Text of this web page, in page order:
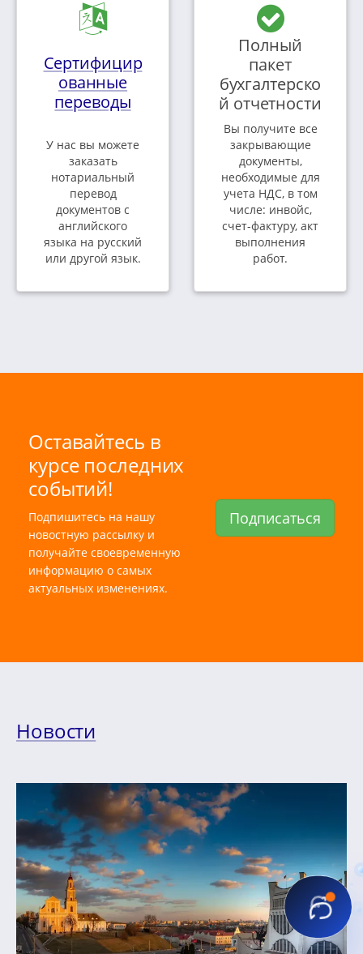
Сертифицир
ованные
переводы
У нас вы можете
заказать
нотариальный
перевод
документов с
английского
языка на русский
или другой язык.
Полный
пакет
бухгалтерско
й отчетности
Вы получите все
закрывающие
документы,
необходимые для
учета НДС, в том
числе: инвойс,
счет-фактуру, акт
выполнения
работ.
Оставайтесь в
курсе последних
событий!
Подпишитесь на нашу
новостную рассылку и
получайте своевременную
информацию о самых
актуальных изменениях.
Подписаться
Новости